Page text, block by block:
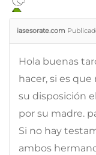
iasesorate.com
Hola buenas
hacer, si es que
su disposición
por su madre.
Si no hay
ambos